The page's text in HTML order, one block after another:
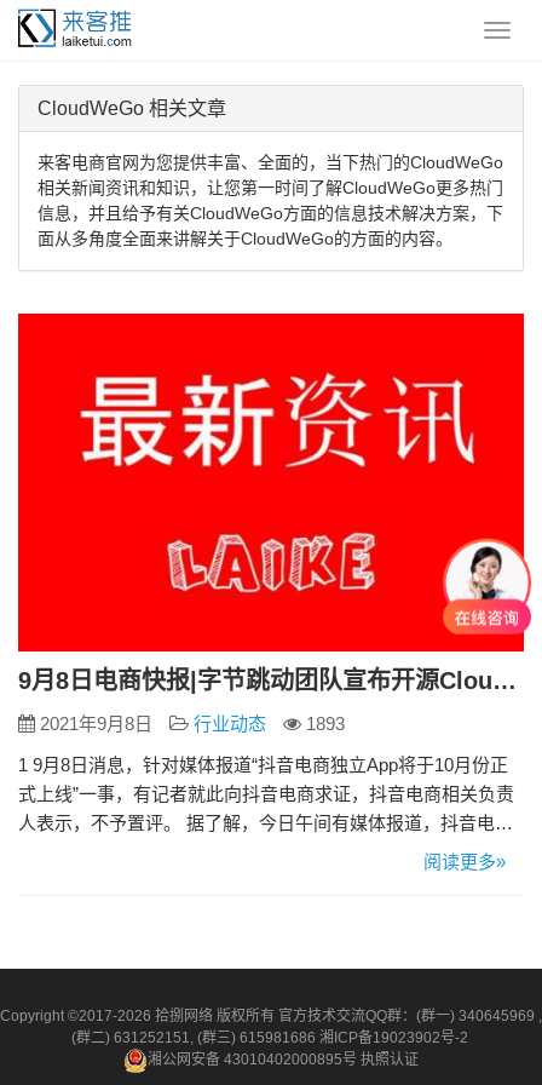
CloudWeGo 相关文章
来客电商官网为您提供丰富、全面的，当下热门的CloudWeGo
相关新闻资讯和知识，让您第一时间了解CloudWeGo更多热门
信息，并且给予有关CloudWeGo方面的信息技术解决方案，下
面从多角度全面来讲解关于CloudWeGo的方面的内容。
9月8日电商快报|字节跳动团队宣布开源CloudWeGo 抖音电商独立App将于10月份正式上线
2021年9月8日 行业动态
1893
1 9月8日消息，针对媒体报道“抖音电商独立App将于10月份正
式上线”一事，有记者就此向抖音电商求证，抖音电商相关负责
人表示，不予置评。 据了解，今日午间有媒体报道，抖音电商
独立App将于10月份正式上线，该项目由抖音电商总裁康泽宇负
阅读更多»
Copyright ©2017-2026 拾捌网络 版权所有 官方技术交流QQ群：(群一) 340645969 ,
(群二) 631252151, (群三) 615981686 湘ICP备19023902号-2
湘公网安备 43010402000895号 执照认证